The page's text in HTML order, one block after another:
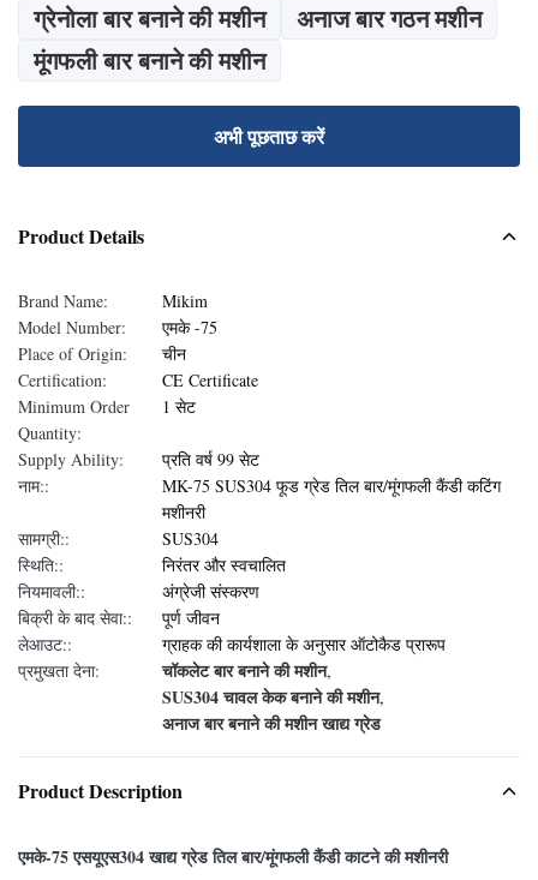
ग्रेनोला बार बनाने की मशीन
अनाज बार गठन मशीन
मूंगफली बार बनाने की मशीन
अभी पूछताछ करें
Product Details
Brand Name:
Mikim
Model Number:
एमके -75
Place of Origin:
चीन
Certification:
CE Certificate
Minimum Order
Quantity:
1 सेट
Supply Ability:
प्रति वर्ष 99 सेट
नाम::
MK-75 SUS304 फूड ग्रेड तिल बार/मूंगफली कैंडी कटिंग
मशीनरी
सामग्री::
SUS304
स्थिति::
निरंतर और स्वचालित
नियमावली::
अंग्रेजी संस्करण
बिक्री के बाद सेवा::
पूर्ण जीवन
लेआउट::
ग्राहक की कार्यशाला के अनुसार ऑटोकैड प्रारूप
प्रमुखता देना:
चॉकलेट बार बनाने की मशीन,
SUS304 चावल केक बनाने की मशीन,
अनाज बार बनाने की मशीन खाद्य ग्रेड
Product Description
एमके-75 एसयूएस304 खाद्य ग्रेड तिल बार/मूंगफली कैंडी काटने की मशीनरी